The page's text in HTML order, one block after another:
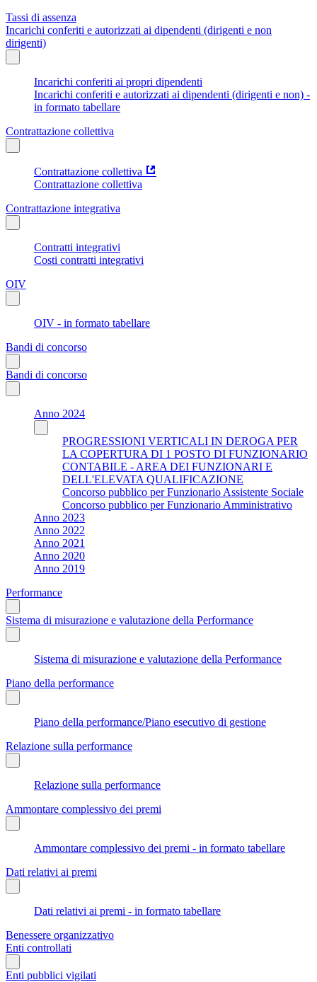
Tassi di assenza
Incarichi conferiti e autorizzati ai dipendenti (dirigenti e non
dirigenti)
Incarichi conferiti ai propri dipendenti
Incarichi conferiti e autorizzati ai dipendenti (dirigenti e non) -
in formato tabellare
Contrattazione collettiva
Contrattazione collettiva
Contrattazione collettiva
Contrattazione integrativa
Contratti integrativi
Costi contratti integrativi
OIV
OIV - in formato tabellare
Bandi di concorso
Bandi di concorso
Anno 2024
PROGRESSIONI VERTICALI IN DEROGA PER
LA COPERTURA DI 1 POSTO DI FUNZIONARIO
CONTABILE - AREA DEI FUNZIONARI E
DELL'ELEVATA QUALIFICAZIONE
Concorso pubblico per Funzionario Assistente Sociale
Concorso pubblico per Funzionario Amministrativo
Anno 2023
Anno 2022
Anno 2021
Anno 2020
Anno 2019
Performance
Sistema di misurazione e valutazione della Performance
Sistema di misurazione e valutazione della Performance
Piano della performance
Piano della performance/Piano esecutivo di gestione
Relazione sulla performance
Relazione sulla performance
Ammontare complessivo dei premi
Ammontare complessivo dei premi - in formato tabellare
Dati relativi ai premi
Dati relativi ai premi - in formato tabellare
Benessere organizzativo
Enti controllati
Enti pubblici vigilati